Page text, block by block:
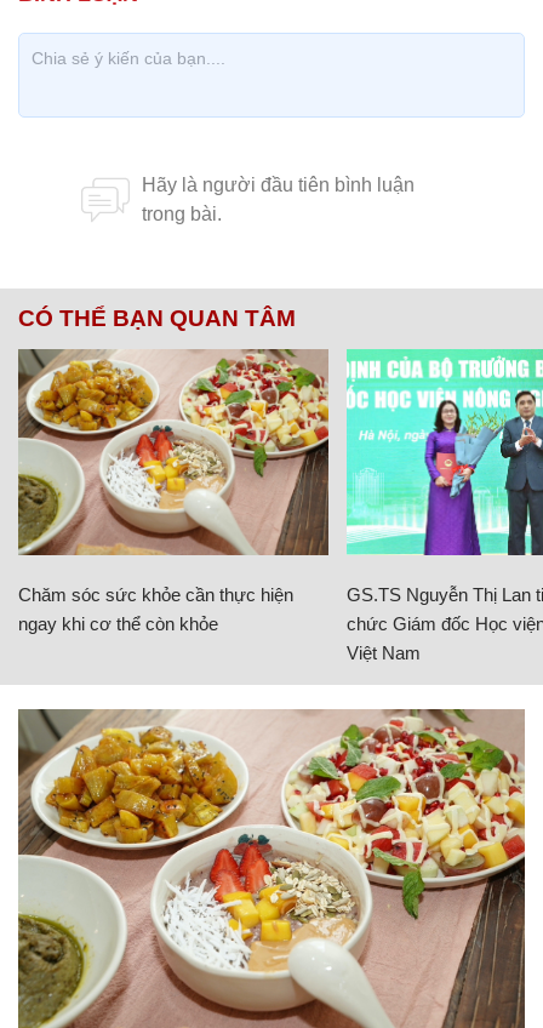
CÓ THỂ BẠN QUAN TÂM
Chăm sóc sức khỏe cần thực hiện
ngay khi cơ thể còn khỏe
GS.TS Nguyễn Thị Lan
chức Giám đốc Học
Việt Nam